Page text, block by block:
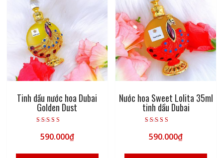
Tinh dầu nước hoa Dubai
Golden Dust
5.00
5 sao
590.000₫
Nước hoa Sweet Lolita 35ml
tinh dầu Dubai
5.00
5 sao
590.000₫